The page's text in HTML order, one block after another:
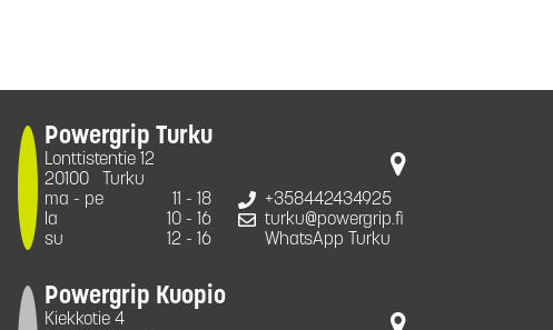
Powergrip Turku
Lonttistentie 12
20100
Turku
ma - pe
11 - 18
la
10 - 16
su
12 - 16
+358442434925
turku@powergrip.fi
WhatsApp Turku
Powergrip Kuopio
Kiekkotie 4